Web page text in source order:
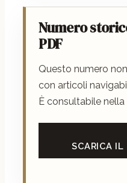
Numero
PDF
Questo numero
con articoli
È consultabile
SCARICA IL